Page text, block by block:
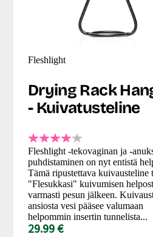
Fleshlight
Drying Rack
- Kuivatusteline
Fleshlight -tekovaginan ja -
puhdistaminen on nyt entistä
Tämä ripustettava kuivausteline
"Flesukkasi" kuivumisen
varmasti pesun jälkeen.
ansiosta vesi pääsee valumaan
helpommin insertin tunnelista...
29.99 €